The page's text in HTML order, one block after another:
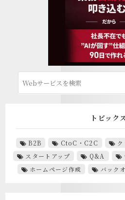
トピック
B2B CtoC・C2C
スタートアップ
Q&A
ホームページ作成
バック